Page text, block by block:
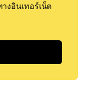
งอินเทอร์เน็ต